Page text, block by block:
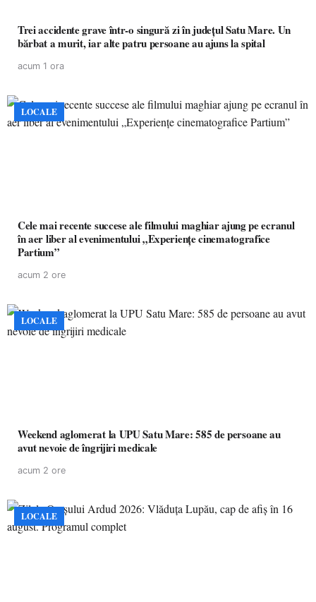
Trei accidente grave într-o singură zi în județul Satu Mare. Un
bărbat a murit, iar alte patru persoane au ajuns la spital
acum 1 ora
LOCALE
Cele mai recente succese ale filmului maghiar ajung pe ecranul
în aer liber al evenimentului „Experiențe cinematografice
Partium”
acum 2 ore
LOCALE
Weekend aglomerat la UPU Satu Mare: 585 de persoane au
avut nevoie de îngrijiri medicale
acum 2 ore
LOCALE